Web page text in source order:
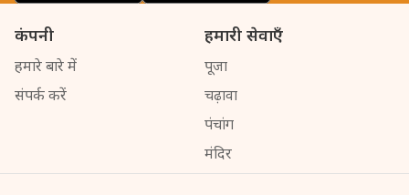
कंपनी
हमारे बारे में
संपर्क करें
हमारी सेवाएँ
पूजा
चढ़ावा
पंचांग
मंदिर